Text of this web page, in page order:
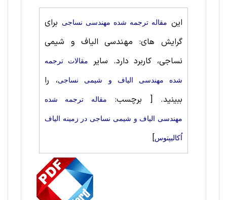
این مقاله ترجمه شده مهندسی نساجی
برای
گرایش های: مهندسی الیاف و شیمی
نساجی، کاربرد دارد. سایر
مقالات ترجمه
شده مهندسی الیاف و شیمی نساجی، را
ببینید.[ برچسب: مقاله ترجمه شده
مهندسی الیاف و شیمی نساجی در زمینه الیاف
اُکالیپتوس]